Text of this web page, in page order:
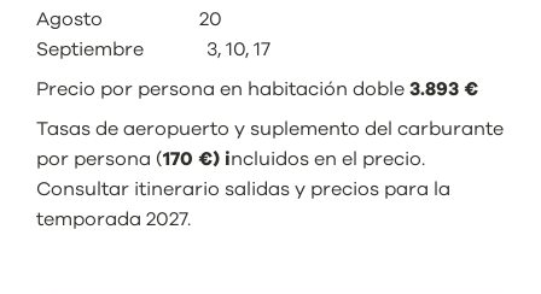
Agosto 20
Septiembre 3, 10, 17
Precio por persona en habitación doble 3.893 €
Tasas de aeropuerto y suplemento del carburante
por persona (170 €) incluidos en el precio.
Consultar itinerario salidas y precios para la
temporada 2027.